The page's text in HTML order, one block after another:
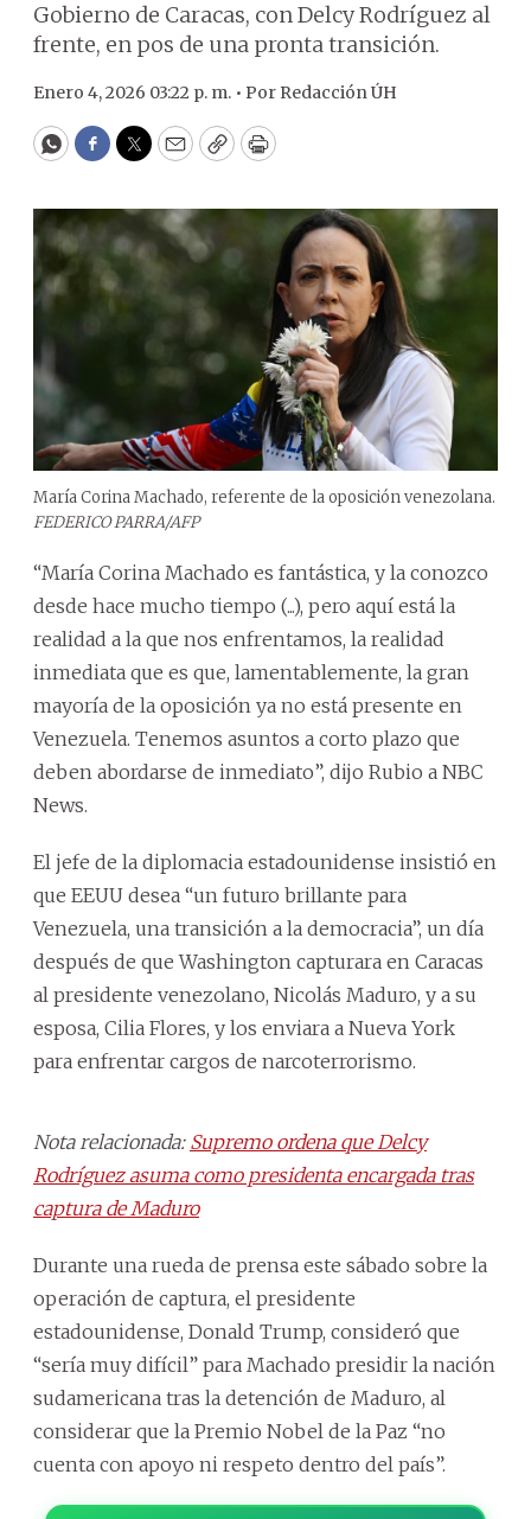
Gobierno de Caracas, con Delcy Rodríguez al
frente, en pos de una pronta transición.
Enero 4, 2026 03:22 p. m. • Por Redacción ÚH
WhatsApp
Facebook
Twitter
EmailCopyPrint
María Corina Machado, referente de la oposición venezolana.
FEDERICO PARRA/AFP
“María Corina Machado es fantástica, y la conozco
desde hace mucho tiempo (...), pero aquí está la
realidad a la que nos enfrentamos, la realidad
inmediata que es que, lamentablemente, la gran
mayoría de la oposición ya no está presente en
Venezuela. Tenemos asuntos a corto plazo que
deben abordarse de inmediato”, dijo Rubio a NBC
News.
El jefe de la diplomacia estadounidense insistió en
que EEUU desea “un futuro brillante para
Venezuela, una transición a la democracia”, un día
después de que Washington capturara en Caracas
al presidente venezolano, Nicolás Maduro, y a su
esposa, Cilia Flores, y los enviara a Nueva York
para enfrentar cargos de narcoterrorismo.
Nota relacionada: Supremo ordena que Delcy
Rodríguez asuma como presidenta encargada tras
captura de Maduro
Durante una rueda de prensa este sábado sobre la
operación de captura, el presidente
estadounidense, Donald Trump, consideró que
“sería muy difícil” para Machado presidir la nación
sudamericana tras la detención de Maduro, al
considerar que la Premio Nobel de la Paz “no
cuenta con apoyo ni respeto dentro del país”.